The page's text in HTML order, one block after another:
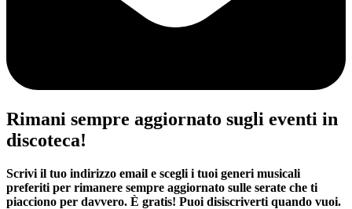
Rimani sempre aggiornato sugli eventi in
discoteca!
Scrivi il tuo indirizzo email e scegli i tuoi generi musicali
preferiti per rimanere sempre aggiornato sulle serate che ti
piacciono per davvero. È gratis! Puoi disiscriverti quando vuoi.